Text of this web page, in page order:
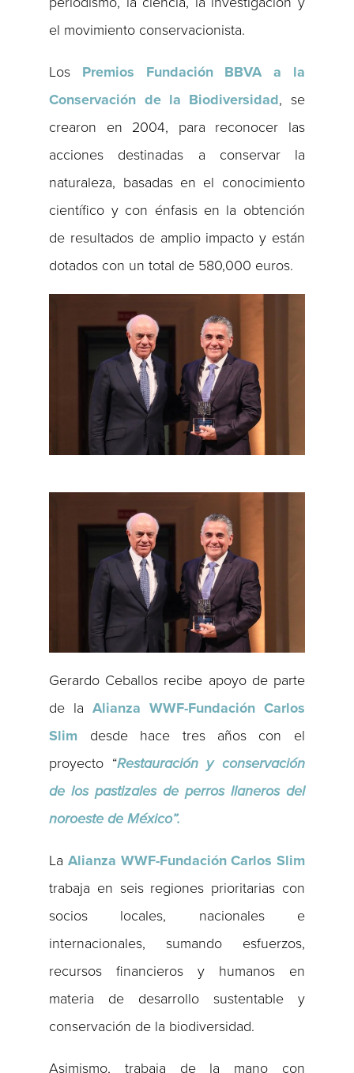
el movimiento conservacionista.
Los Premios Fundación BBVA a la
Conservación de la Biodiversidad, se
crearon en 2004, para reconocer las
acciones destinadas a conservar la
naturaleza, basadas en el conocimiento
científico y con énfasis en la obtención
de resultados de amplio impacto y están
dotados con un total de 580,000 euros.
Gerardo Ceballos recibe apoyo de parte
de la Alianza WWF-Fundación Carlos
Slim desde hace tres años con el
proyecto “Restauración y conservación
de los pastizales de perros llaneros del
noroeste de México”.
La Alianza WWF-Fundación Carlos Slim
trabaja en seis regiones prioritarias con
socios locales, nacionales e
internacionales, sumando esfuerzos,
recursos financieros y humanos en
materia de desarrollo sustentable y
conservación de la biodiversidad.
Asimismo, trabaja de la mano con